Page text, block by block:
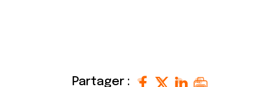
Partager :